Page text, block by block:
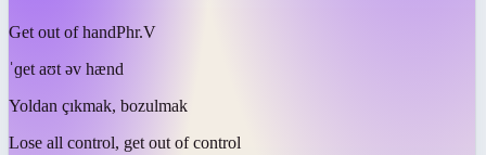
Get out of handPhr.V
ˈɡet aʊt əv hænd
Yoldan çıkmak, bozulmak
Lose all control, get out of control